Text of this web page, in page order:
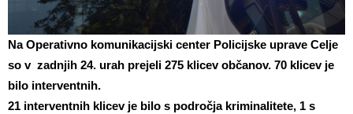
Na Operativno komunikacijski center Policijske uprave Celje
so v zadnjih 24. urah prejeli 275 klicev občanov. 70 klicev je
bilo interventnih.
21 interventnih klicev je bilo s področja kriminalitete, 1 s